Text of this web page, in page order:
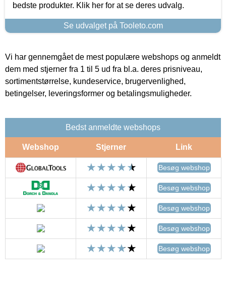
bedste produkter. Klik her for at se deres udvalg.
Se udvalget på Tooleto.com
Vi har gennemgået de mest populære webshops og anmeldt
dem med stjerner fra 1 til 5 ud fra bl.a. deres prisniveau,
sortimentstørrelse, kundeservice, brugervenlighed,
betingelser, leveringsformer og betalingsmuligheder.
Bedst anmeldte webshops
Webshop Stjerner Link
Besøg webshop
Besøg webshop
Besøg webshop
Besøg webshop
Besøg webshop